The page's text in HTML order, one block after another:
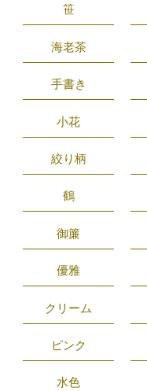
笹
海老茶
手書き
小花
絞り柄
鶴
御簾
優雅
クリーム
ピンク
水色